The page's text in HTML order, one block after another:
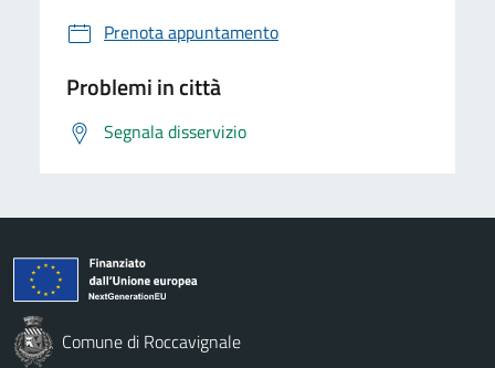
Prenota appuntamento
Problemi in città
Segnala disservizio
Comune di Roccavignale